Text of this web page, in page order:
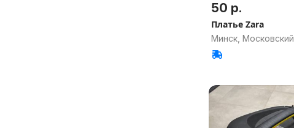
50 р.
Платье Zara
Минск, Московский